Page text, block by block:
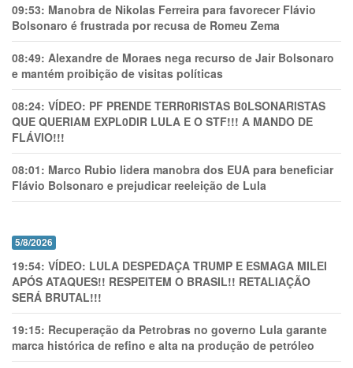
09:53: Manobra de Nikolas Ferreira para favorecer Flávio
Bolsonaro é frustrada por recusa de Romeu Zema
08:49: Alexandre de Moraes nega recurso de Jair Bolsonaro
e mantém proibição de visitas políticas
08:24: VÍDEO: PF PRENDE TERR0RlSTAS B0LSONARlSTAS
QUE QUERIAM EXPL0DlR LULA E O STF!!! A MANDO DE
FLÁVIO!!!
08:01: Marco Rubio lidera manobra dos EUA para beneficiar
Flávio Bolsonaro e prejudicar reeleição de Lula
5/8/2026
19:54: VÍDEO: LULA DESPEDAÇA TRUMP E ESMAGA MILEI
APÓS ATAQUES!! RESPEITEM O BRASIL!! RETALIAÇÃO
SERÁ BRUTAL!!!
19:15: Recuperação da Petrobras no governo Lula garante
marca histórica de refino e alta na produção de petróleo